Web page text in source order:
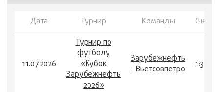
Дата Турнир Команды Счет
11.07.2026
Турнир по
футболу
«Кубок
Зарубежнефть
2026»
Зарубежнефть
- Вьетсовпетро
1:3